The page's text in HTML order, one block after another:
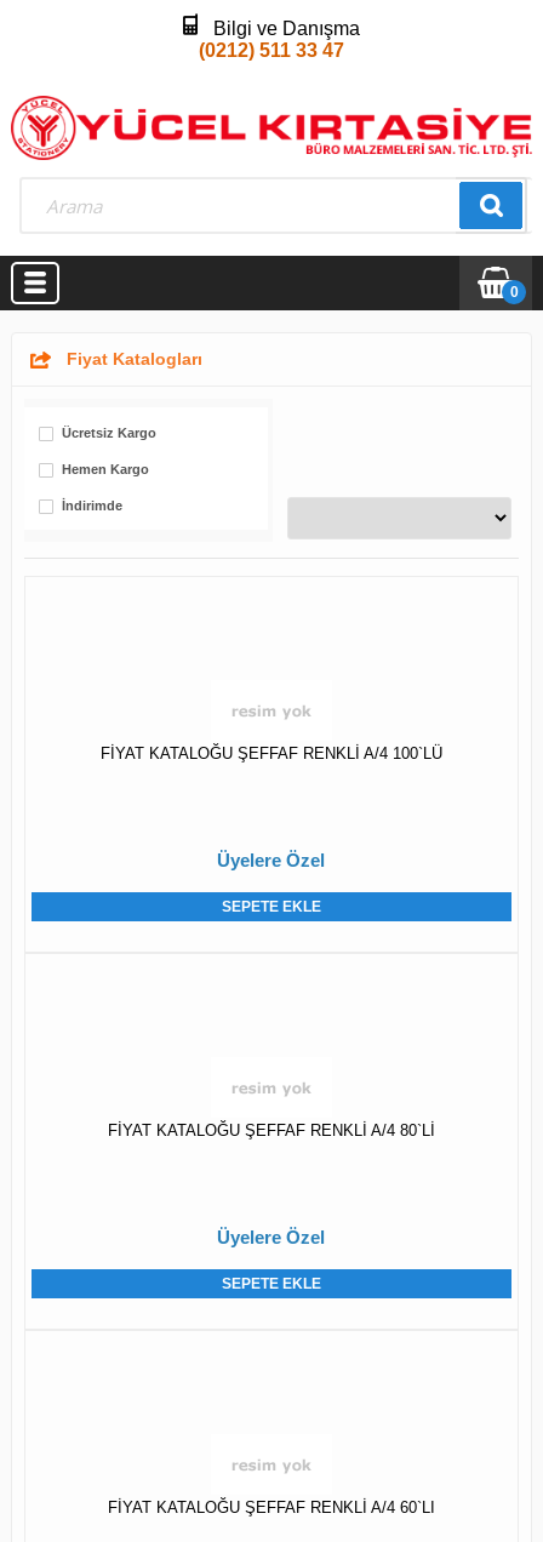
Bilgi ve Danışma
(0212) 511 33 47
0
Fiyat Katalogları
Ücretsiz Kargo
Hemen Kargo
İndirimde
FİYAT KATALOĞU ŞEFFAF RENKLİ A/4 100`LÜ
Üyelere Özel
SEPETE EKLE
FİYAT KATALOĞU ŞEFFAF RENKLİ A/4 80`Lİ
Üyelere Özel
SEPETE EKLE
FİYAT KATALOĞU ŞEFFAF RENKLİ A/4 60`LI